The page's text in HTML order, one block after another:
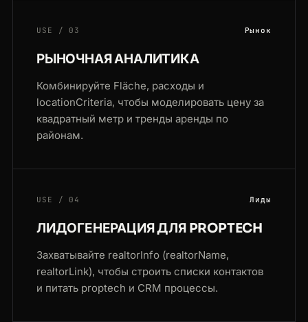
USE / 03 Рынок
РЫНОЧНАЯ АНАЛИТИКА
Комбинируйте Fläche, расходы и
locationCriteria, чтобы моделировать цену за
квадратный метр и тренды аренды по
районам.
USE / 04 Лиды
ЛИДОГЕНЕРАЦИЯ ДЛЯ PROPTECH
Захватывайте realtorInfo (realtorName,
realtorLink), чтобы строить списки контактов
и питать proptech и CRM процессы.